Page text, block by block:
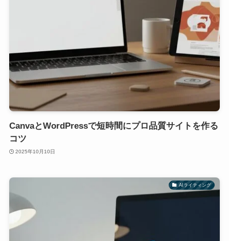
CanvaとWordPressで短時間にプロ品質サイトを作る
コツ
2025年10月10日
AIライティング